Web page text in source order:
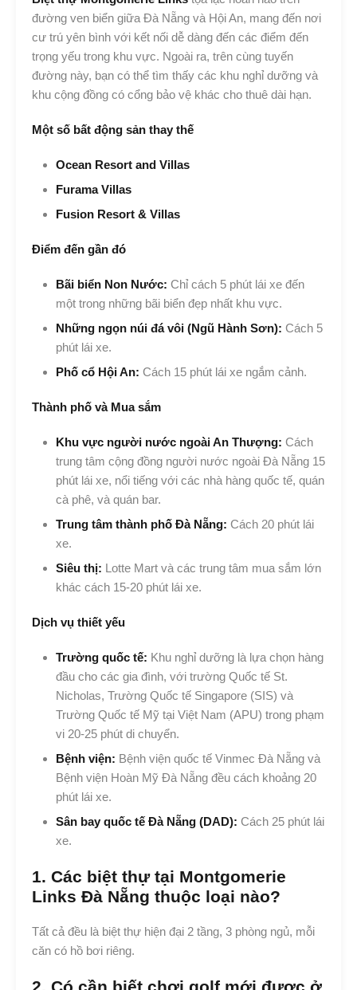
đường ven biển giữa Đà Nẵng và Hội An, mang đến nơi
cư trú yên bình với kết nối dễ dàng đến các điểm đến
trọng yếu trong khu vực. Ngoài ra, trên cùng tuyến
đường này, bạn có thể tìm thấy các khu nghỉ dưỡng và
khu cộng đồng có cổng bảo vệ khác cho thuê dài hạn.
Một số bất động sản thay thế
Ocean Resort and Villas
Furama Villas
Fusion Resort & Villas
Điểm đến gần đó
Bãi biển Non Nước: Chỉ cách 5 phút lái xe đến
một trong những bãi biển đẹp nhất khu vực.
Những ngọn núi đá vôi (Ngũ Hành Sơn): Cách 5
phút lái xe.
Phố cổ Hội An: Cách 15 phút lái xe ngắm cảnh.
Thành phố và Mua sắm
Khu vực người nước ngoài An Thượng: Cách
trung tâm cộng đồng người nước ngoài Đà Nẵng 15
phút lái xe, nổi tiếng với các nhà hàng quốc tế, quán
cà phê, và quán bar.
Trung tâm thành phố Đà Nẵng: Cách 20 phút lái
xe.
Siêu thị: Lotte Mart và các trung tâm mua sắm lớn
khác cách 15-20 phút lái xe.
Dịch vụ thiết yếu
Trường quốc tế: Khu nghỉ dưỡng là lựa chọn hàng
đầu cho các gia đình, với trường Quốc tế St.
Nicholas, Trường Quốc tế Singapore (SIS) và
Trường Quốc tế Mỹ tại Việt Nam (APU) trong phạm
vi 20-25 phút di chuyển.
Bệnh viện: Bệnh viện quốc tế Vinmec Đà Nẵng và
Bệnh viện Hoàn Mỹ Đà Nẵng đều cách khoảng 20
phút lái xe.
Sân bay quốc tế Đà Nẵng (DAD): Cách 25 phút lái
xe.
1. Các biệt thự tại Montgomerie
Links Đà Nẵng thuộc loại nào?
Tất cả đều là biệt thự hiện đại 2 tầng, 3 phòng ngủ, mỗi
căn có hồ bơi riêng.
2. Có cần biết chơi golf mới được ở